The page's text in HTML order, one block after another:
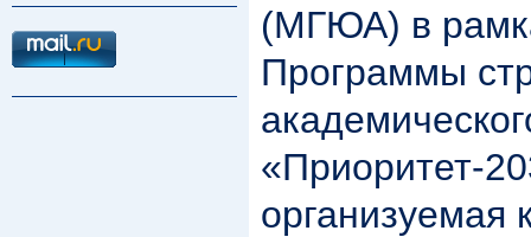
(МГЮА) в
Программы
«Приоритет-
организуемая